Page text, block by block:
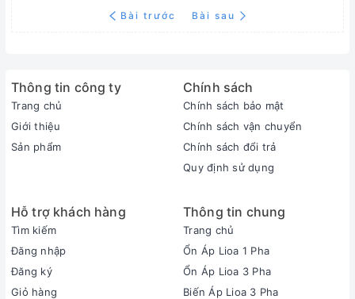
Bài trước Bài sau
Thông tin công ty
Trang chủ
Giới thiệu
Sản phẩm
Chính sách
Chính sách bảo mật
Chính sách vận chuyển
Chính sách đổi trả
Quy định sử dụng
Hỗ trợ khách hàng
Tìm kiếm
Đăng nhập
Đăng ký
Giỏ hàng
Thông tin chung
Trang chủ
Ổn Áp Lioa 1 Pha
Ổn Áp Lioa 3 Pha
Biến Áp Lioa 3 Pha